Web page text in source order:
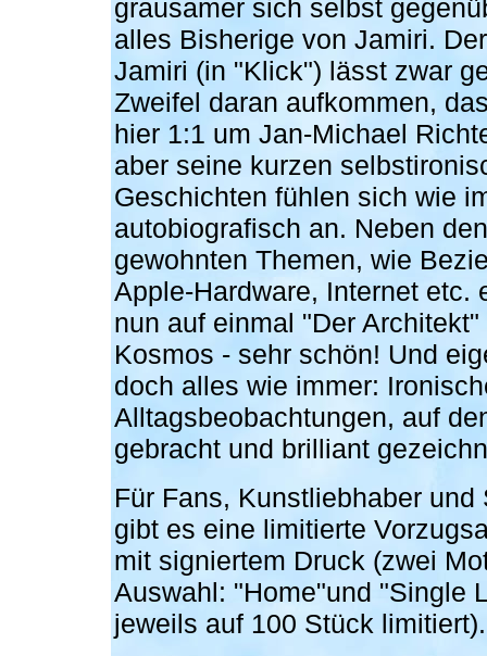
grausamer sich selbst
alles Bisherige von Jamiri.
Jamiri (in "Klick") lässt zwar
Zweifel daran aufkommen,
hier 1:1 um Jan-Michael
aber seine kurzen
Geschichten fühlen sich wie
autobiografisch an. Neben den
gewohnten Themen, wie
Apple-Hardware, Internet etc.
nun auf einmal "Der
Kosmos - sehr schön! Und
doch alles wie immer:
Alltagsbeobachtungen, auf
gebracht und brilliant
Für Fans, Kunstliebhaber und
gibt es eine limitierte
mit signiertem Druck (zwei
Auswahl: "Home"und "Single
jeweils auf 100 Stück limitiert).